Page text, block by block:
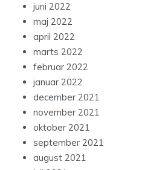
juni 2022
maj 2022
april 2022
marts 2022
februar 2022
januar 2022
december 2021
november 2021
oktober 2021
september 2021
august 2021